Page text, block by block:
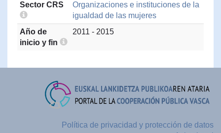
Sector CRS
Organizaciones e instituciones de la
igualdad de las mujeres
Año de
inicio y fin
2011 - 2015
Política de privacidad y protección de datos